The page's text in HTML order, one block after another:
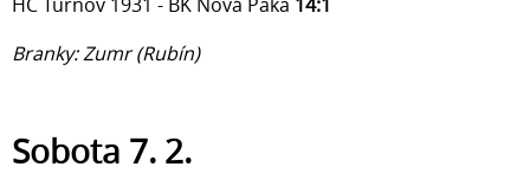
Branky: Zumr (Rubín)
Sobota 7. 2.